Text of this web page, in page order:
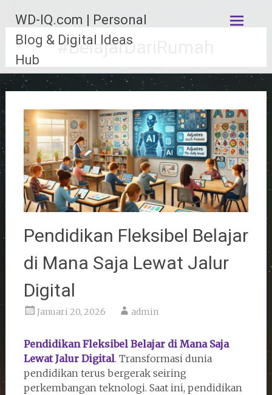
konten
WD-IQ.com | Personal
Blog & Digital Ideas
Hub
#BelajarDariRumah
Pendidikan Fleksibel Belajar
di Mana Saja Lewat Jalur
Digital
Januari 20, 2026 admin
Pendidikan Fleksibel Belajar di Mana Saja
Lewat Jalur Digital. Transformasi dunia
pendidikan terus bergerak seiring
perkembangan teknologi. Saat ini, pendidikan